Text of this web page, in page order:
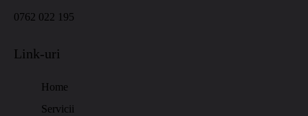
0762 022 195
Link-uri
Home
Servicii